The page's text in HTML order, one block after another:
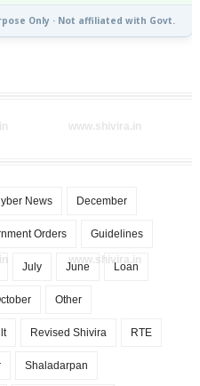
Only · Not affiliated with Govt.
News December
Orders Guidelines
July June Loan
Other
Revised Shivira RTE
Shaladarpan
www.shivira.in
www.shivira.in